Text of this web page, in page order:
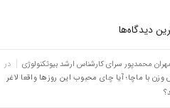
دیدگاه‌‌ها
محمدپور سرای کارشناس ارشد بیوتکنولوژی
در
با ماچا؛ آیا چای محبوب این روزها واقعا لاغر